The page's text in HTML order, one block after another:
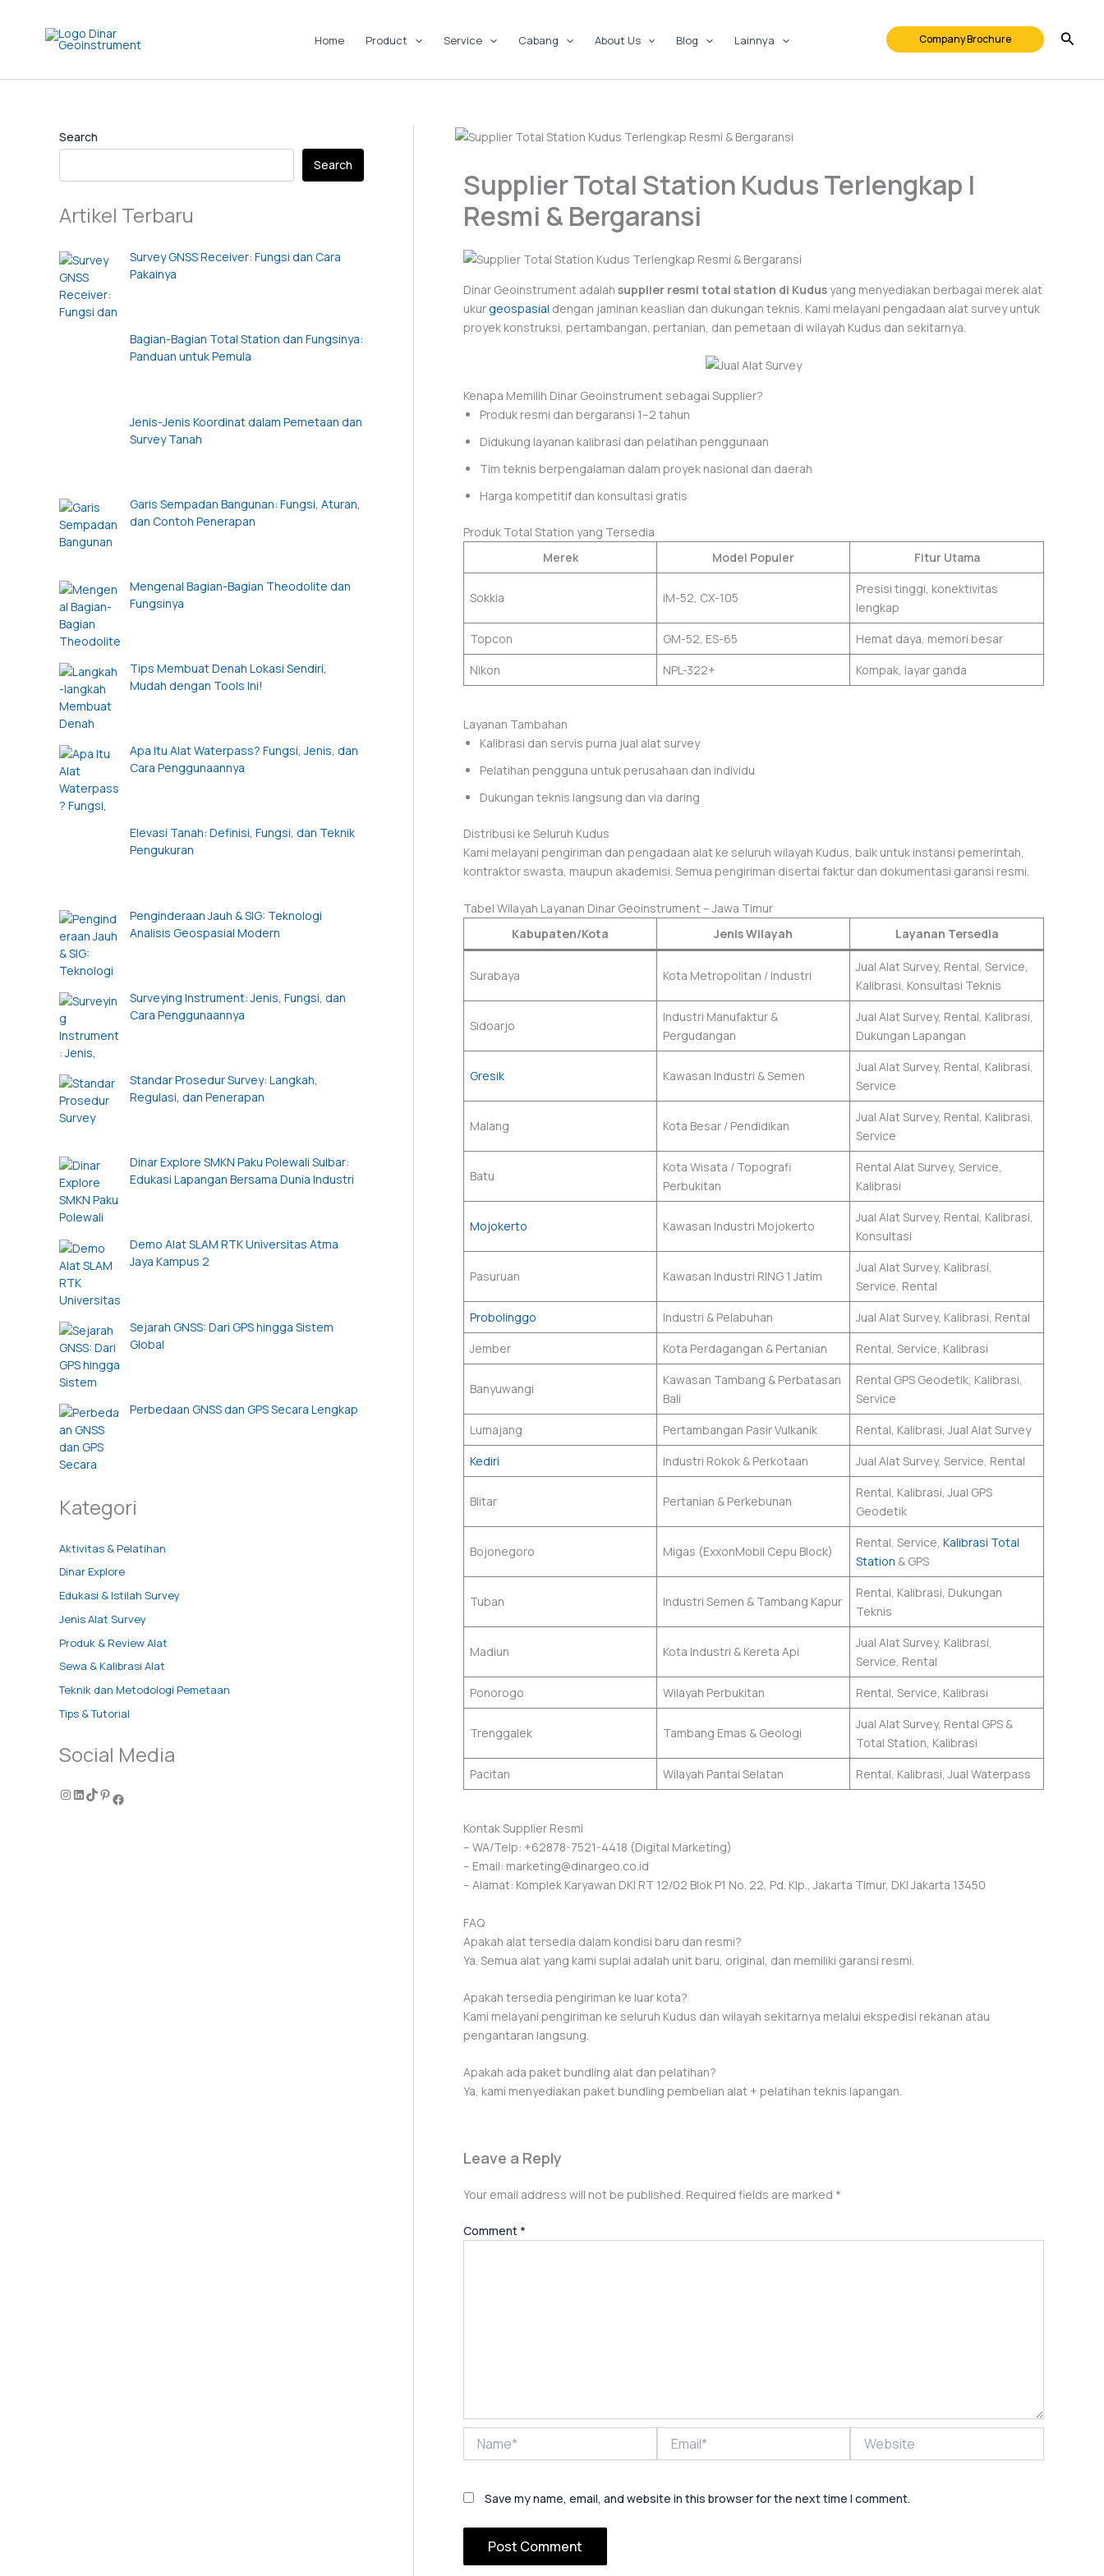
Home Product Service Cabang About Us Blog Lainnya Company Brochure
Search
Search
Artikel Terbaru
Survey GNSS Receiver: Fungsi dan Cara
Pakainya
Bagian-Bagian Total Station dan Fungsinya:
Panduan untuk Pemula
Jenis-Jenis Koordinat dalam Pemetaan dan
Survey Tanah
Garis Sempadan Bangunan: Fungsi, Aturan,
dan Contoh Penerapan
Mengenal Bagian-Bagian Theodolite dan
Fungsinya
Tips Membuat Denah Lokasi Sendiri,
Mudah dengan Tools Ini!
Apa Itu Alat Waterpass? Fungsi, Jenis, dan
Cara Penggunaannya
Elevasi Tanah: Definisi, Fungsi, dan Teknik
Pengukuran
Penginderaan Jauh & SIG: Teknologi
Analisis Geospasial Modern
Surveying Instrument: Jenis, Fungsi, dan
Cara Penggunaannya
Standar Prosedur Survey: Langkah,
Regulasi, dan Penerapan
Dinar Explore SMKN Paku Polewali Sulbar:
Edukasi Lapangan Bersama Dunia Industri
Demo Alat SLAM RTK Universitas Atma
Jaya Kampus 2
Sejarah GNSS: Dari GPS hingga Sistem
Global
Perbedaan GNSS dan GPS Secara Lengkap
Kategori
Aktivitas & Pelatihan
Dinar Explore
Edukasi & Istilah Survey
Jenis Alat Survey
Produk & Review Alat
Sewa & Kalibrasi Alat
Teknik dan Metodologi Pemetaan
Tips & Tutorial
Social Media
Supplier Total Station Kudus Terlengkap |
Resmi & Bergaransi
Dinar Geoinstrument adalah supplier resmi total station di Kudus yang menyediakan berbagai merek alat
ukurgeospasial dengan jaminan keaslian dan dukungan teknis. Kami melayani pengadaan alat survey untuk
proyek konstruksi, pertambangan, pertanian, dan pemetaan di wilayah Kudus dan sekitarnya.
Kenapa Memilih Dinar Geoinstrument sebagai Supplier?
Produk resmi dan bergaransi 1–2 tahun
Didukung layanan kalibrasi dan pelatihan penggunaan
Tim teknis berpengalaman dalam proyek nasional dan daerah
Harga kompetitif dan konsultasi gratis
Produk Total Station yang Tersedia
Merek
Model Populer Fitur Utama
Sokkia iM-52, CX-105
Presisi tinggi, konektivitas
lengkap
Topcon
GM-52, ES-65
Hemat daya, memori besar
Nikon
NPL-322+ Kompak, layar ganda
Layanan Tambahan
Kalibrasi dan servis purna jual alat survey
Pelatihan pengguna untuk perusahaan dan individu
Dukungan teknis langsung dan via daring
Distribusi ke Seluruh Kudus
Kami melayani pengiriman dan pengadaan alat ke seluruh wilayah Kudus, baik untuk instansi pemerintah,
kontraktor swasta, maupun akademisi. Semua pengiriman disertai faktur dan dokumentasi garansi resmi.
Tabel Wilayah Layanan Dinar Geoinstrument – Jawa Timur
Kabupaten/Kota
Jenis Wilayah Layanan Tersedia
Surabaya Kota Metropolitan / Industri
Jual Alat Survey, Rental, Service,
Kalibrasi, Konsultasi Teknis
Sidoarjo
Industri Manufaktur &
Pergudangan
Jual Alat Survey, Rental, Kalibrasi,
Dukungan Lapangan
Gresik Kawasan Industri & Semen
Jual Alat Survey, Rental, Kalibrasi,
Service
Malang Kota Besar / Pendidikan
Jual Alat Survey, Rental, Kalibrasi,
Service
Batu
Kota Wisata / Topografi
Perbukitan
Rental Alat Survey, Service,
Kalibrasi
Mojokerto Kawasan Industri Mojokerto
Jual Alat Survey, Rental, Kalibrasi,
Konsultasi
Pasuruan Kawasan Industri RING 1 Jatim
Jual Alat Survey, Kalibrasi,
Service, Rental
Probolinggo
Industri & Pelabuhan
Jual Alat Survey, Kalibrasi, Rental
Jember
Kota Perdagangan & Pertanian Rental, Service, Kalibrasi
Banyuwangi
Kawasan Tambang & Perbatasan
Bali
Rental GPS Geodetik, Kalibrasi,
Service
Lumajang
Pertambangan Pasir Vulkanik
Rental, Kalibrasi, Jual Alat Survey
Kediri
Industri Rokok & Perkotaan Jual Alat Survey, Service, Rental
Blitar Pertanian & Perkebunan
Rental, Kalibrasi, Jual GPS
Geodetik
Bojonegoro Migas (ExxonMobil Cepu Block)
Rental, Service, Kalibrasi Total
Station & GPS
Tuban Industri Semen & Tambang Kapur
Rental, Kalibrasi, Dukungan
Teknis
Madiun Kota Industri & Kereta Api
Jual Alat Survey, Kalibrasi,
Service, Rental
Ponorogo
Wilayah Perbukitan Rental, Service, Kalibrasi
Trenggalek Tambang Emas & Geologi
Jual Alat Survey, Rental GPS &
Total Station, Kalibrasi
Pacitan
Wilayah Pantai Selatan Rental, Kalibrasi, Jual Waterpass
Kontak Supplier Resmi
– WA/Telp: +62878-7521-4418 (Digital Marketing)
– Email: marketing@dinargeo.co.id
– Alamat: Komplek Karyawan DKI RT 12/02 Blok P1 No. 22, Pd. Klp., Jakarta Timur, DKI Jakarta 13450
FAQ
Apakah alat tersedia dalam kondisi baru dan resmi?
Ya. Semua alat yang kami suplai adalah unit baru, original, dan memiliki garansi resmi.
Apakah tersedia pengiriman ke luar kota?
Kami melayani pengiriman ke seluruh Kudus dan wilayah sekitarnya melalui ekspedisi rekanan atau
pengantaran langsung.
Apakah ada paket bundling alat dan pelatihan?
Ya, kami menyediakan paket bundling pembelian alat + pelatihan teknis lapangan.
Leave a Reply
Your email address will not be published. Required fields are marked *
Comment *
Save my name, email, and website in this browser for the next time I comment.